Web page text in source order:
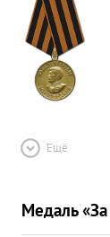
Ещё
Медаль